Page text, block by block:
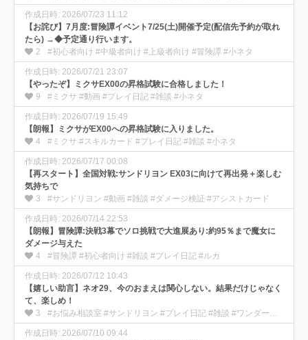
作成日時: 2026/07/23 11:12
【お詫び】7月度:冒険譚イベント7/25(土)開催予定(配信先予約が取れ
たら) →◆予定通り行います。
2
#初心者向け #中級者向け #上級者向け #冒険譚 #小ネタ
作成日時: 2026/07/21 23:07
【やったぞ】ミクサEX00の昇格試験に合格しました！
9
#ミクサ #動画 #プレイ日記 #雑談 #小ネタ
作成日時: 2026/07/19 15:49
【朗報】ミクサがEX00への昇格試験に入りました。
4
#ミクサ #スキルカード #プレイ日記 #雑談 #小ネタ
作成日時: 2026/07/17 00:08
【再スタート】全国対戦:サンドリヨン EX03に向けて再出発＋楽しむ
気持ちで
3
#サンドリヨン #動画 #雑談 #ダメージ検証 #アシストカード
作成日時: 2026/07/14 22:53
【朗報】冒険譚:決戦3幕でソロ挑戦で大進展あり:約95％まで魔女に
ダメージ与えた
4
#冒険譚 #初心者向け #雑談 #プレイ日記 #ルカ
作成日時: 2026/07/12 10:43
【嬉しい助言】ネオ29、今のおまえは関心しない。結果だけじゃなく
て、楽しめ！
3
#お悩み相談室 #サンドリヨン #プレイ日記 #雑談 #ワンダー部の使い方
作成日時: 2026/07/10 09:44